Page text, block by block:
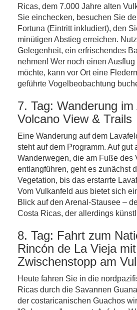
Ricas, dem 7.000 Jahre alten
Sie einchecken, besuchen Sie
Fortuna (Eintritt inkludiert), den
minütigen Abstieg erreichen.
Gelegenheit, ein erfrischendes
nehmen! Wer noch einen
möchte, kann vor Ort eine
geführte Vogelbeobachtung
7. Tag: Wanderung
Volcano View & Trails
Eine Wanderung auf dem
steht auf dem Programm. Auf gut
Wanderwegen, die am Fuße des
entlangführen, geht es zunächst
Vegetation, bis das erstarrte
Vom Vulkanfeld aus bietet sich
Blick auf den Arenal-Stausee –
Costa Ricas, der allerdings
8. Tag: Fahrt zum
Rincón de La Vieja mit
Zwischenstopp am
Heute fahren Sie in die
Ricas durch die Savannen
der costaricanischen Guachos